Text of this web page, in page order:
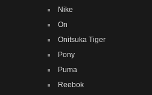
Nike
On
Onitsuka Tiger
Pony
Puma
Reebok